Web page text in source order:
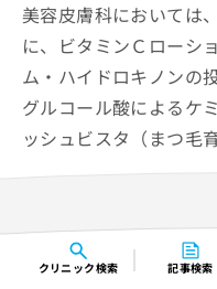
クリニック検索 記事検索
美容皮膚科においては
に、ビタミンＣローシ
ム・ハイドロキノンの
グルコール酸によるケ
ッシュビスタ（まつ毛
また、隔月に1回土曜
は、日本形成外科学会
医による診察と手術